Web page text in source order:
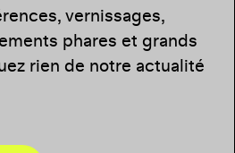
vernissages,
phares et grands
rien de notre actualité